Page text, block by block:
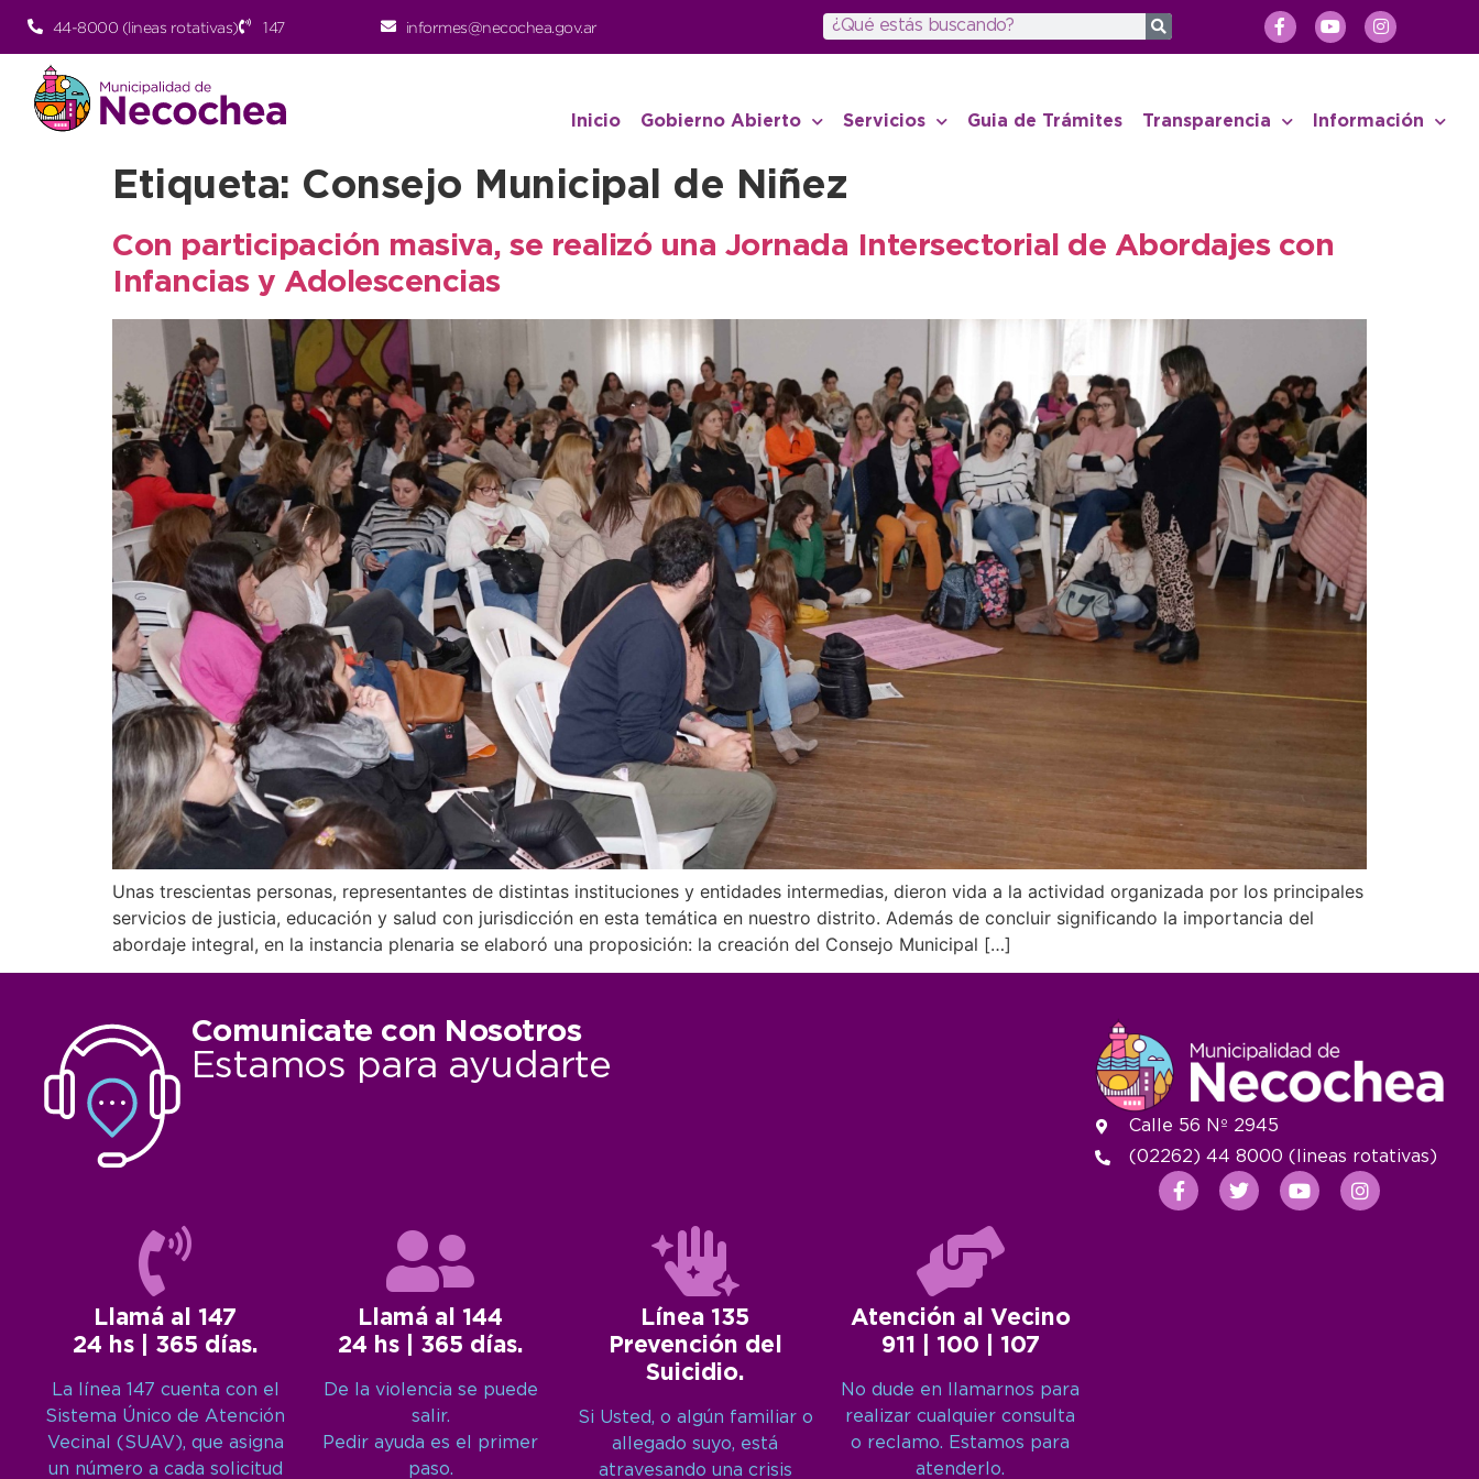
44-8000 (lineas rotativas) 147 informes@necochea.gov.ar
Inicio Gobierno Abierto Servicios Guia de Trámites Transparencia Información
Etiqueta: Consejo Municipal de Niñez
Con participación masiva, se realizó una Jornada Intersectorial de Abordajes con
Infancias y Adolescencias
Unas trescientas personas, representantes de distintas instituciones y entidades intermedias, dieron vida a la actividad organizada por los principales
servicios de justicia, educación y salud con jurisdicción en esta temática en nuestro distrito. Además de concluir significando la importancia del
abordaje integral, en la instancia plenaria se elaboró una proposición: la creación del Consejo Municipal […]
Comunicate con Nosotros
Estamos para ayudarte
Llamá al 147
24 hs | 365 días.
La línea 147 cuenta con el
Sistema Único de Atención
Vecinal (SUAV), que asigna
un número a cada solicitud
Llamá al 144
24 hs | 365 días.
De la violencia se puede
salir.
Pedir ayuda es el primer
paso.
Línea 135
Prevención del
Suicidio.
Si Usted, o algún familiar o
allegado suyo, está
atravesando una crisis
Atención al Vecino
911 | 100 | 107
No dude en llamarnos para
realizar cualquier consulta
o reclamo. Estamos para
atenderlo.
Calle 56 Nº 2945
(02262) 44 8000 (lineas rotativas)